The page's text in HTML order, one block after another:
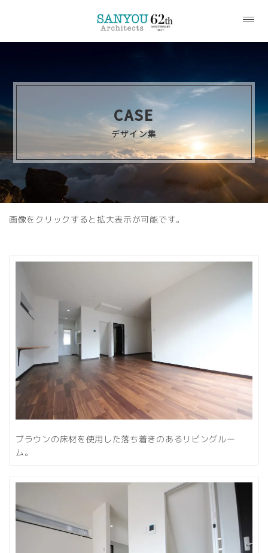
CASE
デザイン集
画像をクリックすると拡大表示が可能です。
ブラウンの床材を使用した落ち着きのあるリビングルー
ム。